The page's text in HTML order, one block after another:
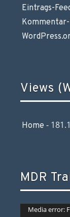
Eintrags-
Kommentar-
Views
Home -
MDR
Video-
Media error: